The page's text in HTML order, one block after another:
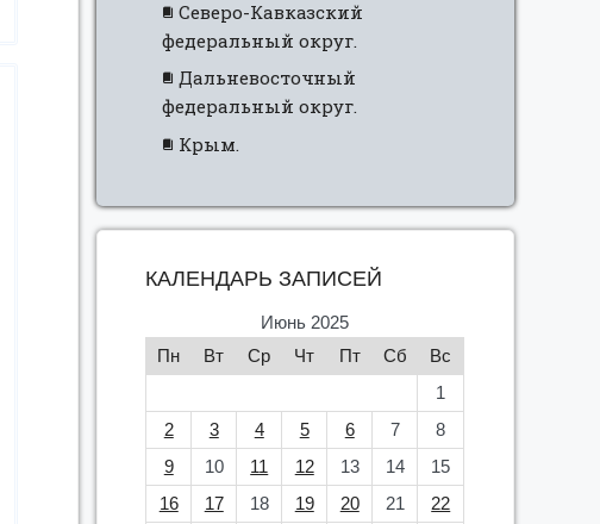
Северо-Кавказский
федеральный округ.
Дальневосточный
федеральный округ.
Крым.
КАЛЕНДАРЬ ЗАПИСЕЙ
Июнь 2025
Пн
Вт Ср Чт Пт Сб
Вс
1
2
3 4 5 6 7
8
9
10 11 12 13 14
15
16
17 18 19 20 21
22